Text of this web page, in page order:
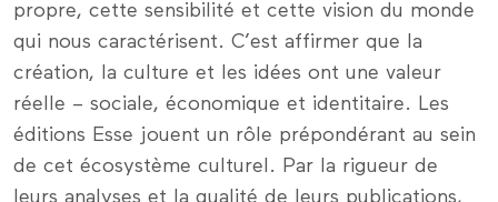
propre, cette sensibilité et cette vision du monde
qui nous caractérisent. C’est affirmer que la
création, la culture et les idées ont une valeur
réelle – sociale, économique et identitaire. Les
éditions Esse jouent un rôle prépondérant au sein
de cet écosystème culturel. Par la rigueur de
leurs analyses et la qualité de leurs publications,